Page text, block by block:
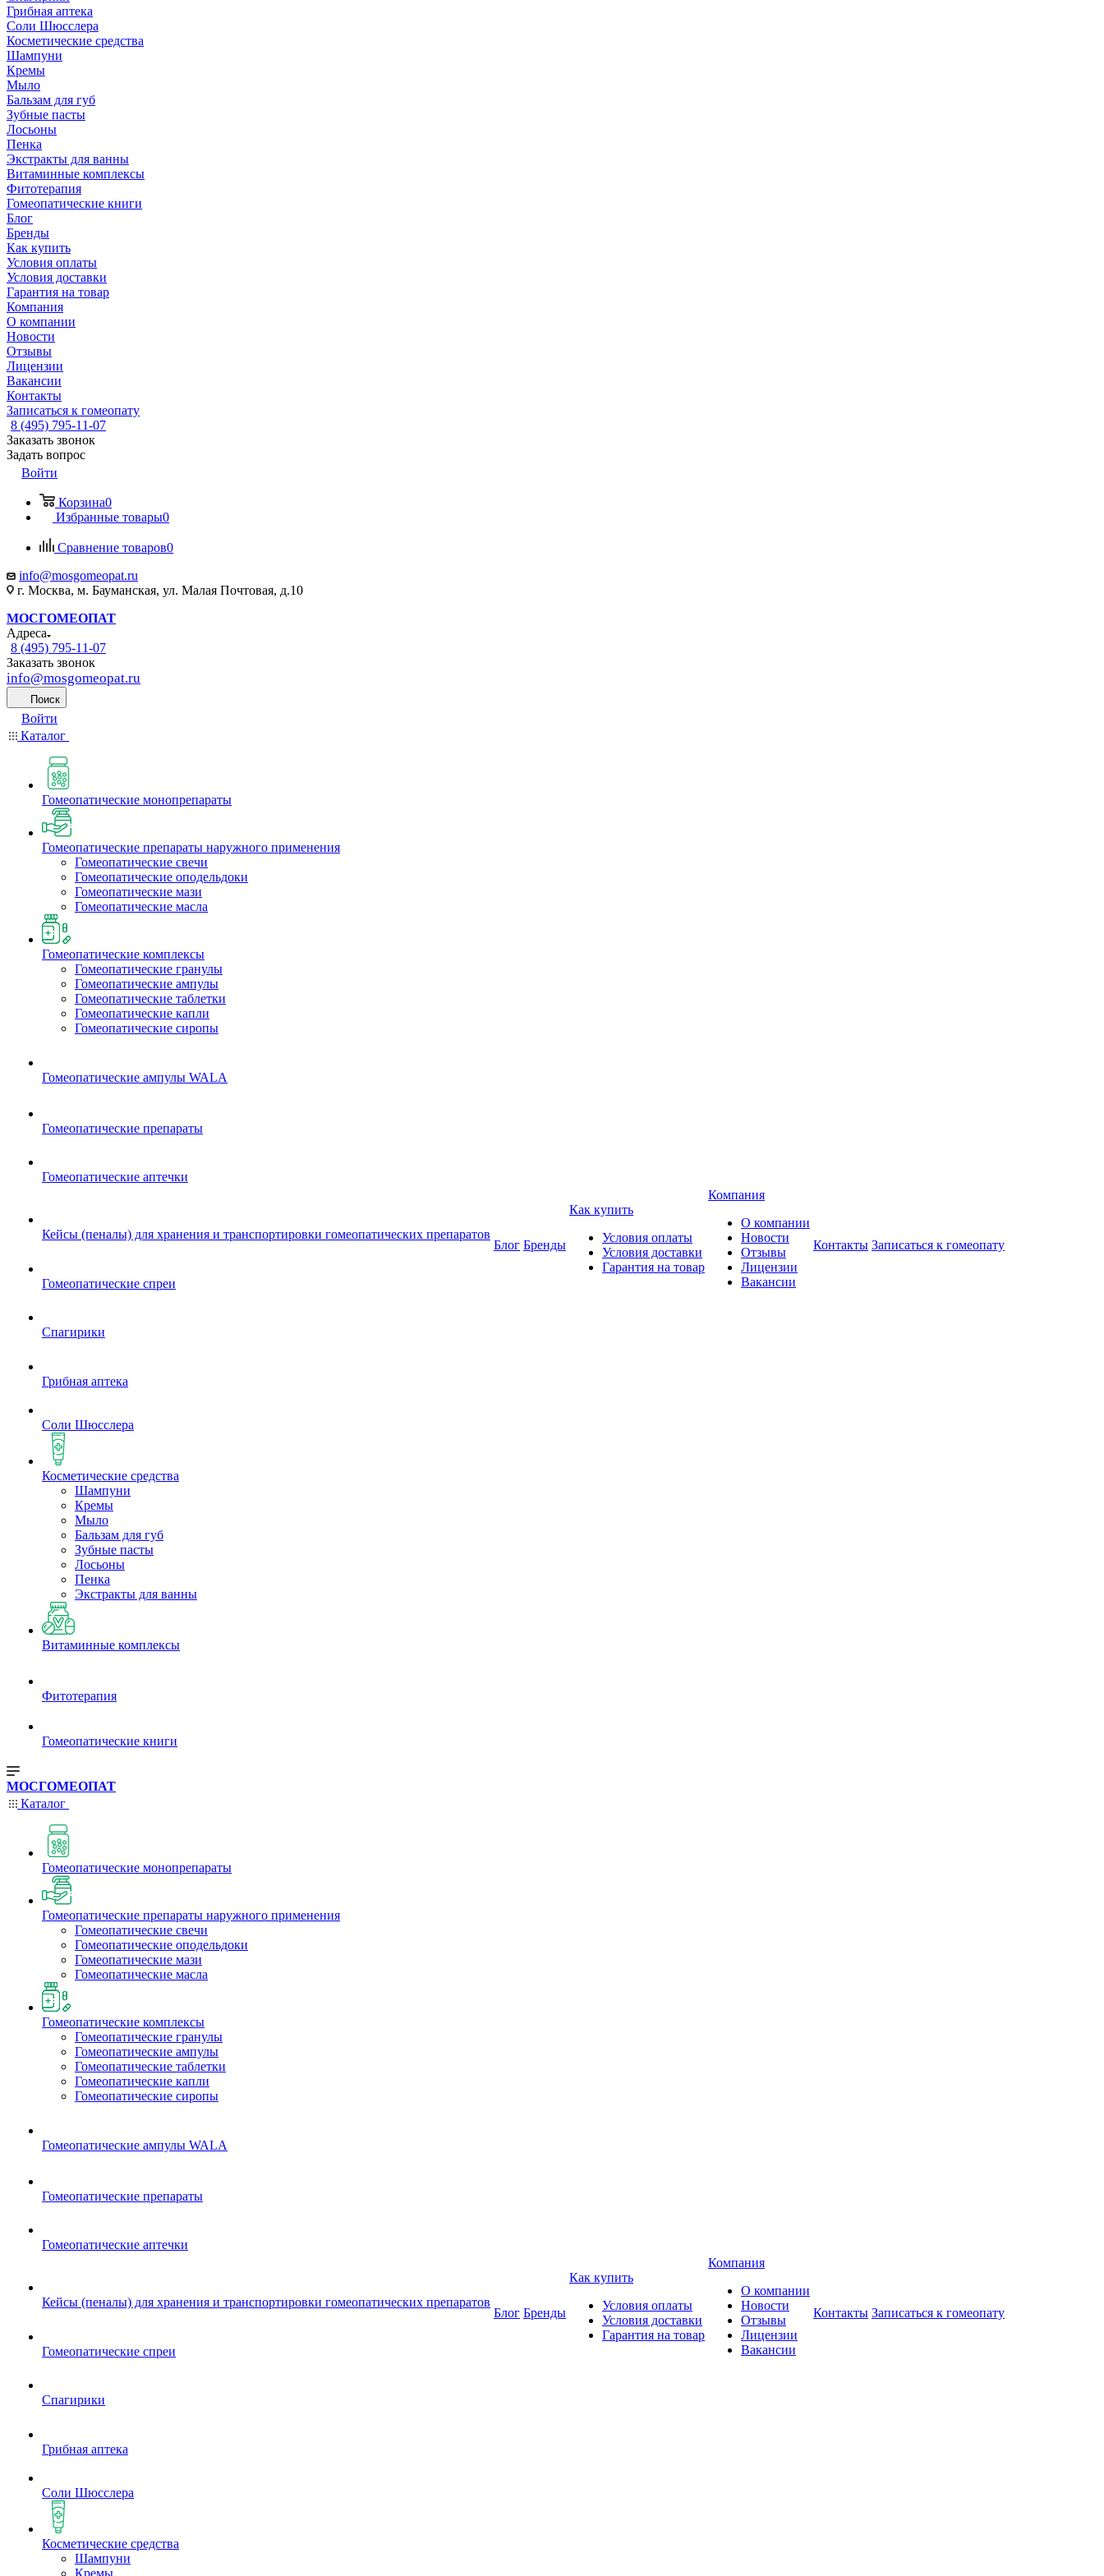
Грибная аптека
Соли Шюсслера
Косметические средства
Шампуни
Кремы
Мыло
Бальзам для губ
Зубные пасты
Лосьоны
Пенка
Экстракты для ванны
Витаминные комплексы
Фитотерапия
Гомеопатические книги
Блог
Бренды
Как купить
Условия оплаты
Условия доставки
Гарантия на товар
Компания
О компании
Новости
Отзывы
Лицензии
Вакансии
Контакты
Записаться к гомеопату
8 (495) 795-11-07
Заказать звонок
Задать вопрос
Войти
Корзина0
Избранные товары0
Сравнение товаров0
info@mosgomeopat.ru
г. Москва, м. Бауманская, ул. Малая Почтовая, д.10
МОСГОМЕОПАТ
Адреса
8 (495) 795-11-07
Заказать звонок
info@mosgomeopat.ru
Поиск
Войти
Каталог
Гомеопатические монопрепараты
Гомеопатические препараты наружного применения
Гомеопатические свечи
Гомеопатические оподельдоки
Гомеопатические мази
Гомеопатические масла
Гомеопатические комплексы
Гомеопатические гранулы
Гомеопатические ампулы
Гомеопатические таблетки
Гомеопатические капли
Гомеопатические сиропы
Гомеопатические ампулы WALA
Гомеопатические препараты
Гомеопатические аптечки
Кейсы (пеналы) для хранения и транспортировки гомеопатических препаратов
Гомеопатические спреи
Спагирики
Грибная аптека
Соли Шюсслера
Косметические средства
Шампуни
Кремы
Мыло
Бальзам для губ
Зубные пасты
Лосьоны
Пенка
Экстракты для ванны
Витаминные комплексы
Фитотерапия
Гомеопатические книги
Блог Бренды
Как купить
Условия оплаты
Условия доставки
Гарантия на товар
Компания
О компании
Новости
Отзывы
Лицензии
Вакансии
Контакты Записаться к гомеопату
МОСГОМЕОПАТ
Каталог
Гомеопатические монопрепараты
Гомеопатические препараты наружного применения
Гомеопатические свечи
Гомеопатические оподельдоки
Гомеопатические мази
Гомеопатические масла
Гомеопатические комплексы
Гомеопатические гранулы
Гомеопатические ампулы
Гомеопатические таблетки
Гомеопатические капли
Гомеопатические сиропы
Гомеопатические ампулы WALA
Гомеопатические препараты
Гомеопатические аптечки
Кейсы (пеналы) для хранения и транспортировки гомеопатических препаратов
Гомеопатические спреи
Спагирики
Грибная аптека
Соли Шюсслера
Косметические средства
Шампуни
Кремы
Блог Бренды
Как купить
Условия оплаты
Условия доставки
Гарантия на товар
Компания
О компании
Новости
Отзывы
Лицензии
Вакансии
Контакты Записаться к гомеопату